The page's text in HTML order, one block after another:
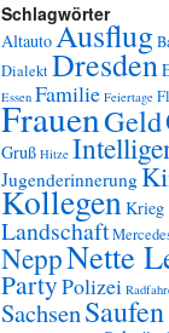
Schlagwörter
AltautoAusflug
DialektDresden
Essen Familie Feiertage
FrauenGeld
Gruß Hitze
Jugenderinnerung
KollegenKrieg
Landschaft
NeppNette
PartyPolizei
SachsenSaufen